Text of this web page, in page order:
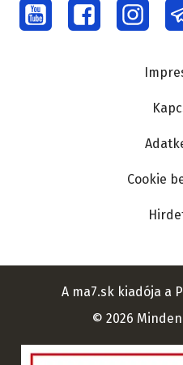
Cookie
A ma7.sk kiadója a
© 2026